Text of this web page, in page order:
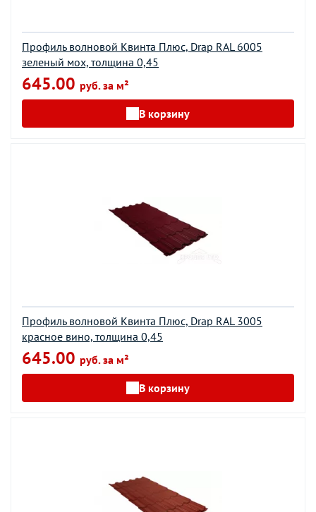
Профиль волновой Квинта Плюс, Drap RAL 6005
зеленый мох, толщина 0,45
645.00 руб. за м²
В корзину
Профиль волновой Квинта Плюс, Drap RAL 3005
красное вино, толщина 0,45
645.00 руб. за м²
В корзину